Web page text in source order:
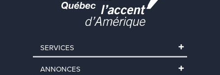
SERVICES
ANNONCES